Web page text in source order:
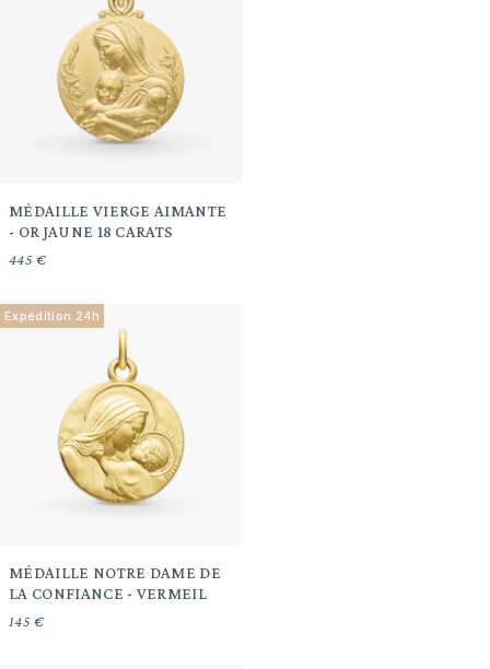
MÉDAILLE VIERGE AIMANTE
- OR JAUNE 18 CARATS
445 €
Expédition 24h
MÉDAILLE NOTRE DAME DE
LA CONFIANCE - VERMEIL
145 €